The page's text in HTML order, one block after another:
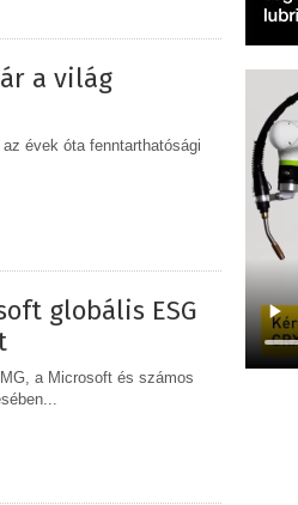
a világ
évek óta fenntarthatósági
globális ESG
a Microsoft és számos